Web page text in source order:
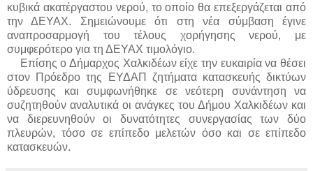
κυβικά ακατέργαστου νερού, το οποίο θα επεξεργάζεται από
την ΔΕΥΑΧ. Σημειώνουμε ότι στη νέα σύμβαση έγινε
αναπροσαρμογή του τέλους χορήγησης νερού, με
συμφερότερο για τη ΔΕΥΑΧ τιμολόγιο.
Επίσης ο Δήμαρχος Χαλκιδέων είχε την ευκαιρία να θέσει
στον Πρόεδρο της ΕΥΔΑΠ ζητήματα κατασκευής δικτύων
ύδρευσης και συμφωνήθηκε σε νεότερη συνάντηση να
συζητηθούν αναλυτικά οι ανάγκες του Δήμου Χαλκιδέων και
να διερευνηθούν οι δυνατότητες συνεργασίας των δύο
πλευρών, τόσο σε επίπεδο μελετών όσο και σε επίπεδο
κατασκευών.